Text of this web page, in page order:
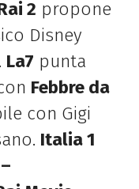
2 propone
Disney
La7 punta
Febbre da
con Gigi
Italia 1